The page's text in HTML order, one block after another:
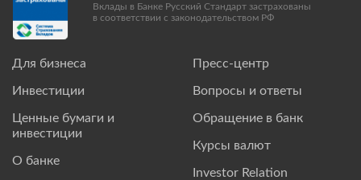
Для бизнеса
Инвестиции
Ценные бумаги и
инвестиции
О банке
Пресс-центр
Вопросы и ответы
Обращение в банк
Курсы валют
Investor Relation
Вклады в Банке Русский Стандарт застрахованы
в соответствии с законодательством РФ